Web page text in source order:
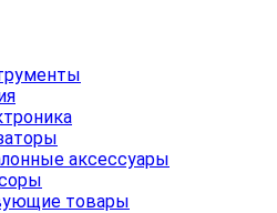
аксессуары
товары